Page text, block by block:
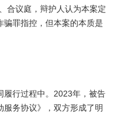
合议庭，辩护人认为本案定
骗罪指控，但本案的本质是
行过程中。2023年，被告
务协议》，双方形成了明